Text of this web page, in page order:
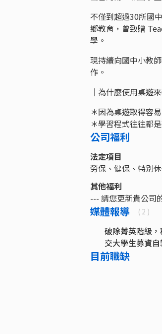
不僅到超過30所國
鄉教育，曾致贈
學。
現持續向國中小教
作。
｜為什麼使用桌遊
＊因為桌遊取得容
＊學習程式往往都
公司福利
法定項目
勞保、健保、特別
其他福利
--- 請您更新貴公司
媒體報導 ( 2 )
破除菁英階級
交大學生募資
目前職缺